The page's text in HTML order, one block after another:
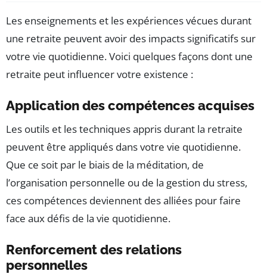
Les enseignements et les expériences vécues durant
une retraite peuvent avoir des impacts significatifs sur
votre vie quotidienne. Voici quelques façons dont une
retraite peut influencer votre existence :
Application des compétences acquises
Les outils et les techniques appris durant la retraite
peuvent être appliqués dans votre vie quotidienne.
Que ce soit par le biais de la méditation, de
l’organisation personnelle ou de la gestion du stress,
ces compétences deviennent des alliées pour faire
face aux défis de la vie quotidienne.
Renforcement des relations
personnelles